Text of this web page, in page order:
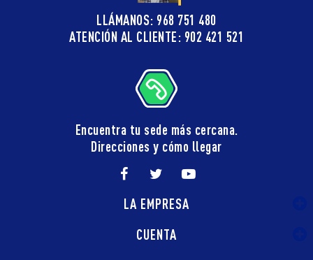
LLÁMANOS: 968 751 480
ATENCIÓN AL CLIENTE: 902 421 521
Encuentra tu sede más cercana.
Direcciones y cómo llegar
LA EMPRESA
CUENTA